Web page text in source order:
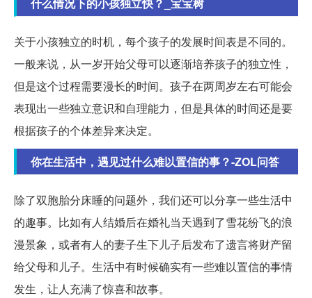
什么情况下的小孩独立快？_宝宝树
关于小孩独立的时机，每个孩子的发展时间表是不同的。
一般来说，从一岁开始父母可以逐渐培养孩子的独立性，
但是这个过程需要漫长的时间。孩子在两周岁左右可能会
表现出一些独立意识和自理能力，但是具体的时间还是要
根据孩子的个体差异来决定。
你在生活中，遇见过什么难以置信的事？-ZOL问答
除了双胞胎分床睡的问题外，我们还可以分享一些生活中
的趣事。比如有人结婚后在婚礼当天遇到了雪花纷飞的浪
漫景象，或者有人的妻子生下儿子后发布了遗言将财产留
给父母和儿子。生活中有时候确实有一些难以置信的事情
发生，让人充满了惊喜和故事。